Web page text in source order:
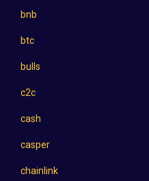
bnb
btc
bulls
c2c
cash
casper
chainlink